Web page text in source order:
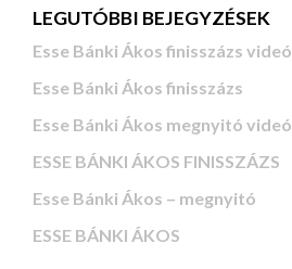
LEGUTÓBBI BEJEGYZÉSEK
Esse Bánki Ákos finisszázs videó
Esse Bánki Ákos finisszázs
Esse Bánki Ákos megnyitó videó
ESSE BÁNKI ÁKOS FINISSZÁZS
Esse Bánki Ákos – megnyitó
ESSE BÁNKI ÁKOS